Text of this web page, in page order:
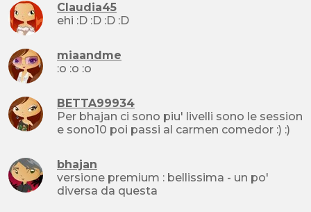
Claudia45
ehi :D :D :D :D
miaandme
:o :o :o
BETTA99934
Per bhajan ci sono piu' livelli sono le session
e sono10 poi passi al carmen comedor :) :)
bhajan
versione premium : bellissima - un po'
diversa da questa